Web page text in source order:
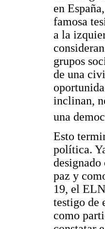
en
famosa
a la
grupos
de una
inclinan,
una
Esto
política.
paz y
19, el
testigo de
como